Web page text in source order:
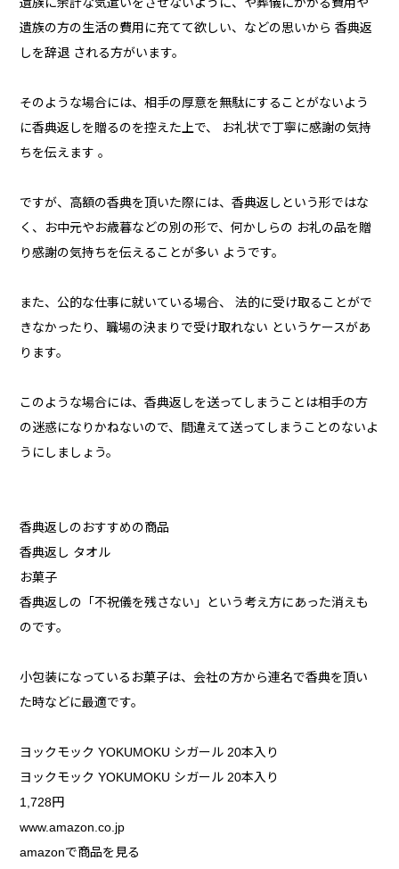
遺族に余計な気遣いをさせないように、や葬儀にかかる費用や
遺族の方の生活の費用に充てて欲しい、などの思いから 香典返
しを辞退 される方がいます。
そのような場合には、相手の厚意を無駄にすることがないよう
に香典返しを贈るのを控えた上で、 お礼状で丁寧に感謝の気持
ちを伝えます 。
ですが、高額の香典を頂いた際には、香典返しという形ではな
く、お中元やお歳暮などの別の形で、何かしらの お礼の品を贈
り感謝の気持ちを伝えることが多い ようです。
また、公的な仕事に就いている場合、 法的に受け取ることがで
きなかったり、職場の決まりで受け取れない というケースがあ
ります。
このような場合には、香典返しを送ってしまうことは相手の方
の迷惑になりかねないので、間違えて送ってしまうことのないよ
うにしましょう。
香典返しのおすすめの商品
香典返し タオル
お菓子
香典返しの「不祝儀を残さない」という考え方にあった消えも
のです。
小包装になっているお菓子は、会社の方から連名で香典を頂い
た時などに最適です。
ヨックモック YOKUMOKU シガール 20本入り
ヨックモック YOKUMOKU シガール 20本入り
1,728円
www.amazon.co.jp
amazonで商品を見る